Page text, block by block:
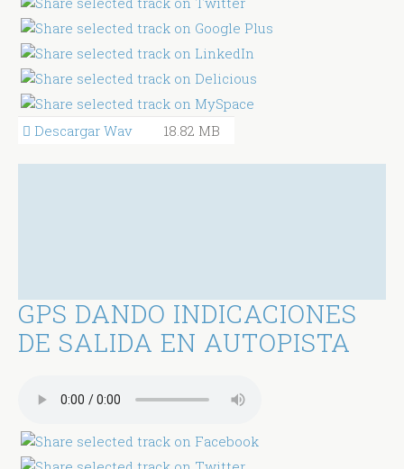
Descargar Wav 18.82 MB
GPS DANDO INDICACIONES
DE SALIDA EN AUTOPISTA